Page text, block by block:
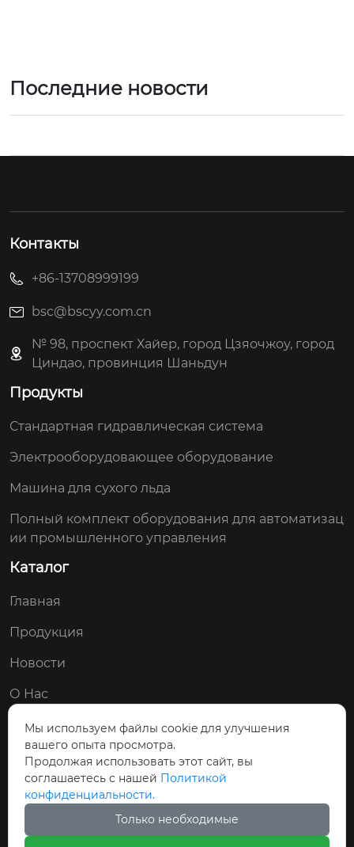
Последние новости
Контакты
+86-13708999199
bsc@bscyy.com.cn
№ 98, проспект Хайер, город Цзяочжоу, город
Циндао, провинция Шаньдун
Продукты
Стандартная гидравлическая система
Электрооборудовающее оборудование
Машина для сухого льда
Полный комплект оборудования для автоматизац
ии промышленного управления
Каталог
Главная
Продукция
Новости
О Нас
Контакты
Мы в соц. сетях:
 
Мы используем файлы cookie для улучшения
вашего опыта просмотра.
Продолжая использовать этот сайт, вы
соглашаетесь с нашей Политикой
конфиденциальности.
Только необходимые